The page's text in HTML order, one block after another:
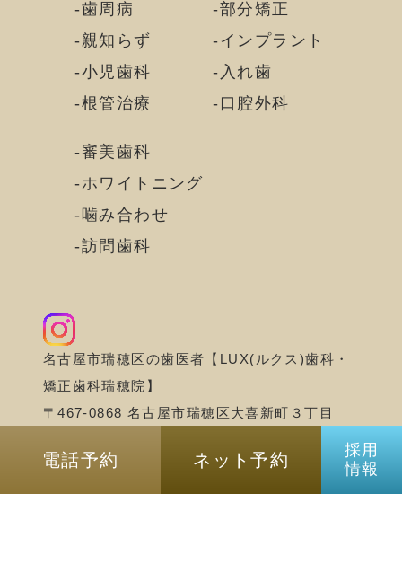
歯周病
親知らず
小児歯科
根管治療
部分矯正
インプラント
入れ歯
口腔外科
審美歯科
ホワイトニング
噛み合わせ
訪問歯科
名古屋市瑞穂区の歯医者【LUX(ルクス)歯科・
矯正歯科瑞穂院】
〒467-0868 名古屋市瑞穂区大喜新町３丁目
©名古屋市瑞穂区の歯医者｜LUX(ルクス)歯
電話予約 ネット予約
採用
情報